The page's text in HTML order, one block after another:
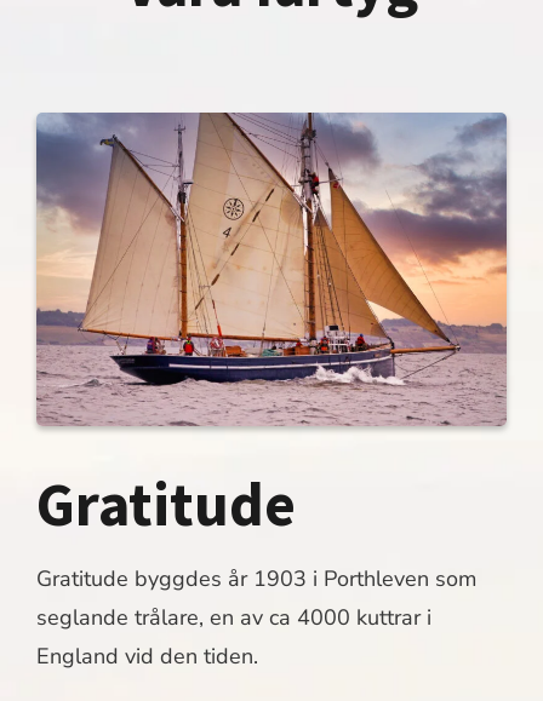
Gratitude
Gratitude byggdes år 1903 i Porthleven som
seglande trålare, en av ca 4000 kuttrar i
England vid den tiden.